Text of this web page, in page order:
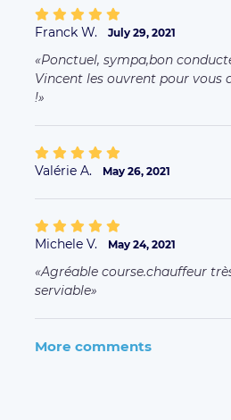
Franck W. July 29, 2021
Ponctuel, sympa,bon
Vincent les ouvrent pour vous
!
Valérie A. May 26, 2021
Michele V. May 24, 2021
Agréable course.chauffeur
serviable
More comments